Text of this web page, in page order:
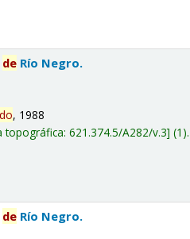
de Río Negro.
, 1988
topográfica:621.374.5/A282/v.3 (1).
de Río Negro.